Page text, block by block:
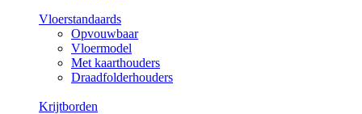
Vloerstandaards
Opvouwbaar
Vloermodel
Met kaarthouders
Draadfolderhouders
Krijtborden